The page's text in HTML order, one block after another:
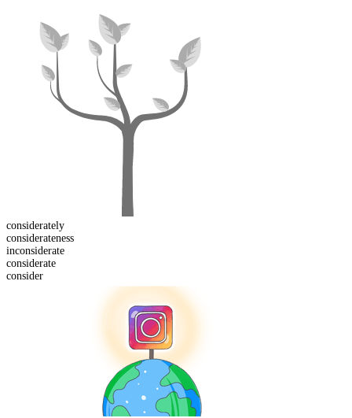
considerately
considerateness
inconsiderate
considerate
consider